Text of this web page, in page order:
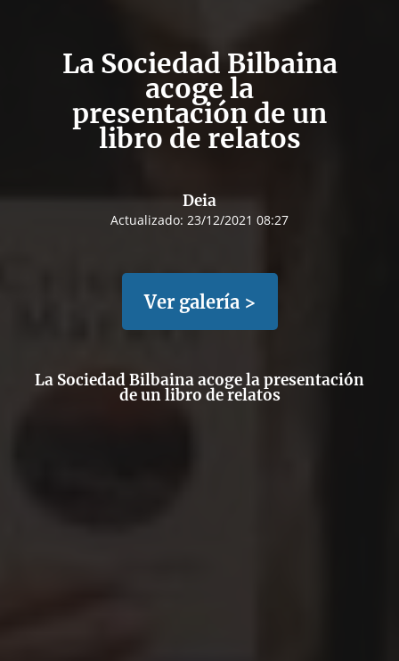
La Sociedad Bilbaina
acoge la
presentación de un
libro de relatos
Deia
Actualizado: 23/12/2021 08:27
Ver galería >
La Sociedad Bilbaina acoge la presentación
de un libro de relatos